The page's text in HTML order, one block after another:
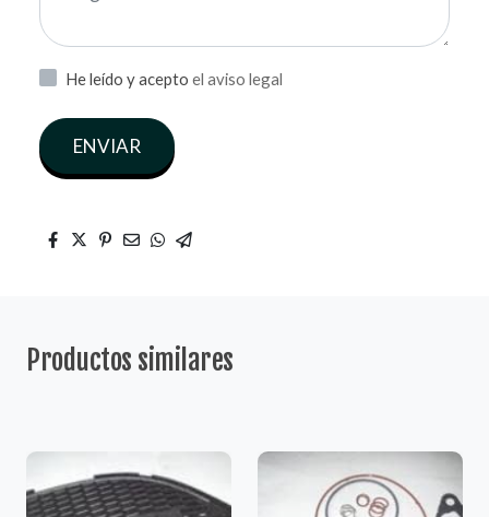
He leído y acepto el aviso legal
ENVIAR
Productos similares